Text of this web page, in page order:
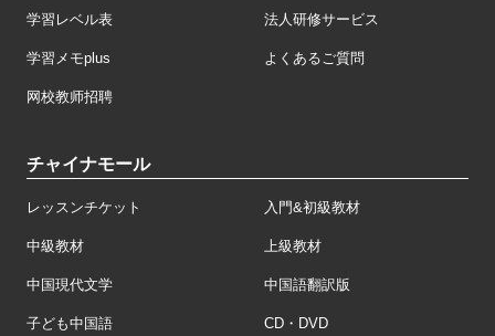
学習レベル表 法人研修サービス
学習メモplus よくあるご質問
网校教师招聘
チャイナモール
レッスンチケット 入門&初級教材
中級教材 上級教材
中国現代文学 中国語翻訳版
子ども中国語 CD・DVD